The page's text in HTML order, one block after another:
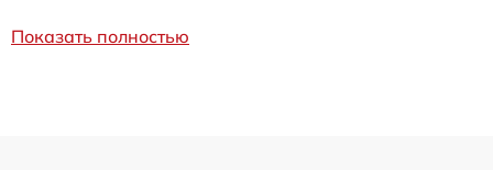
Показать полностью